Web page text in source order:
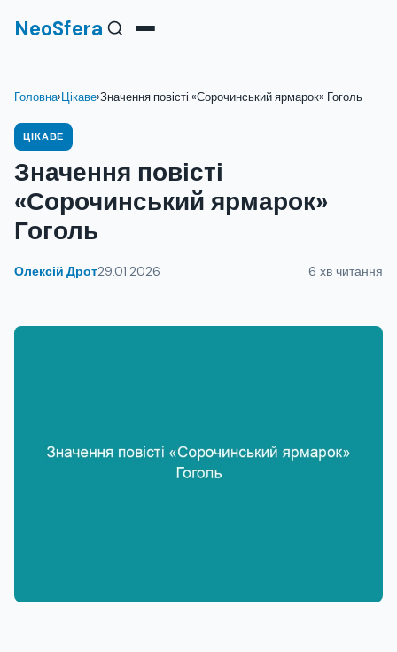
NeoSfera
Головна›Цікаве›Значення повісті «Сорочинський ярмарок» Гоголь
ЦІКАВЕ
Значення повісті
«Сорочинський ярмарок»
Гоголь
Олексій Дрот29.01.2026 6 хв читання